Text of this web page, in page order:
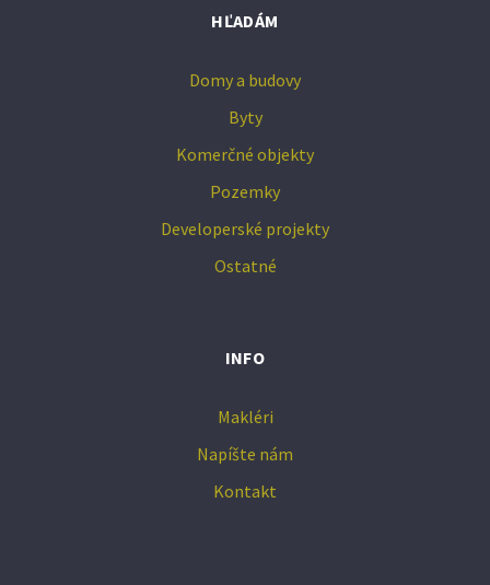
HĽADÁM
Domy a budovy
Byty
Komerčné objekty
Pozemky
Developerské projekty
Ostatné
INFO
Makléri
Napíšte nám
Kontakt